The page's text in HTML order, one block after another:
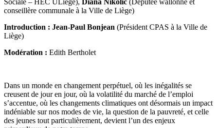
conseillère communale à la Ville de Liège)
Introduction : Jean-Paul Bonjean (Président CPAS à la Ville de
Liège)
Modération : Edith Bertholet
Dans un monde en changement perpétuel, où les inégalités se
creusent de jour en jour, où la volatilité du marché de l’emploi
s’accentue, où les changements climatiques ont désormais un impact
indéniable sur nos modes de vie, la question de la pauvreté, et celle
des jeunes tout particulièrement, devient l’un des enjeux